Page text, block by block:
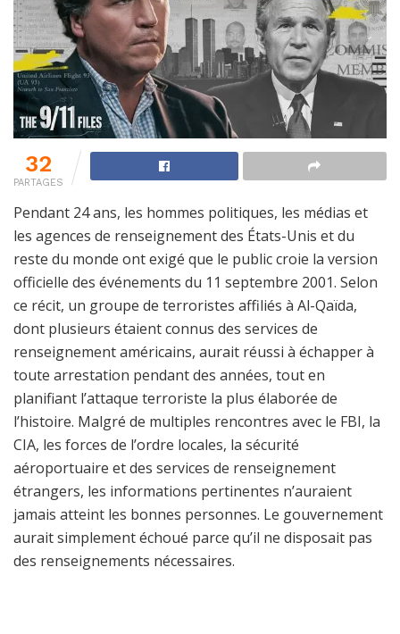
32
PARTAGES
Pendant 24 ans, les hommes politiques, les médias et
les agences de renseignement des États-Unis et du
reste du monde ont exigé que le public croie la version
officielle des événements du 11 septembre 2001. Selon
ce récit, un groupe de terroristes affiliés à Al-Qaïda,
dont plusieurs étaient connus des services de
renseignement américains, aurait réussi à échapper à
toute arrestation pendant des années, tout en
planifiant l’attaque terroriste la plus élaborée de
l’histoire. Malgré de multiples rencontres avec le FBI, la
CIA, les forces de l’ordre locales, la sécurité
aéroportuaire et des services de renseignement
étrangers, les informations pertinentes n’auraient
jamais atteint les bonnes personnes. Le gouvernement
aurait simplement échoué parce qu’il ne disposait pas
des renseignements nécessaires.